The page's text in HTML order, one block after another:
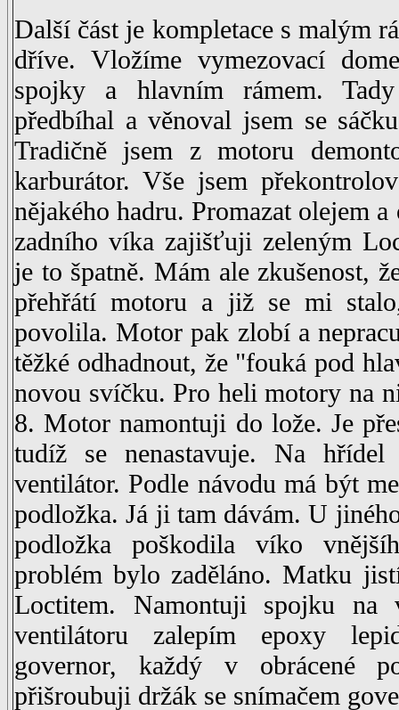
Další část je kompletace s malým
dříve. Vložíme vymezovací
spojky a hlavním rámem.
předbíhal a věnoval jsem se
Tradičně jsem z motoru
karburátor. Vše jsem
nějakého hadru. Promazat olejem
zadního víka zajišťuji zeleným
je to špatně. Mám ale zkušenost,
přehřátí motoru a již se mi
povolila. Motor pak zlobí a
těžké odhadnout, že "fouká pod
novou svíčku. Pro heli motory na
8. Motor namontuji do lože. Je
tudíž se nenastavuje. Na
ventilátor. Podle návodu má být
podložka. Já ji tam dávám. U
podložka poškodila víko
problém bylo zaděláno. Matku
Loctitem. Namontuji spojku
ventilátoru zalepím epoxy
governor, každý v obrácené
přišroubuji držák se snímačem